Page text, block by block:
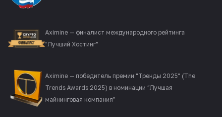
Aximine — финалист международного рейтинга
"Лучший Хостинг"
Aximine — победитель премии "Тренды 2025" (The
Trends Awards 2025) в номинации “Лучшая
майнинговая компания”